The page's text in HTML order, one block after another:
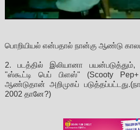
பொறியியல் என்பதால் நான்கு ஆண்டு
2. படத்தில் இலியானா
"ஸ்கூட்டி பெப் பிளஸ்" (Scooty
ஆண்டுதான் அறிமுகப்
2002 தானே?)